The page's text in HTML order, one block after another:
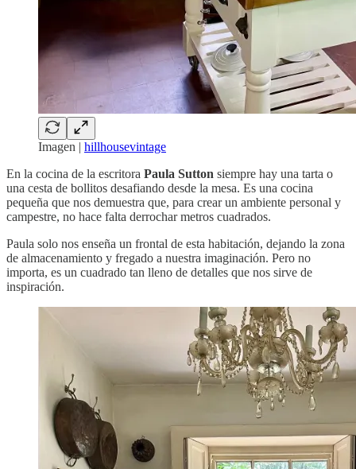
Imagen | hillhousevintage
En la cocina de la escritora Paula Sutton siempre hay una tarta o
una cesta de bollitos desafiando desde la mesa. Es una cocina
pequeña que nos demuestra que, para crear un ambiente personal y
campestre, no hace falta derrochar metros cuadrados.
Paula solo nos enseña un frontal de esta habitación, dejando la zona
de almacenamiento y fregado a nuestra imaginación. Pero no
importa, es un cuadrado tan lleno de detalles que nos sirve de
inspiración.